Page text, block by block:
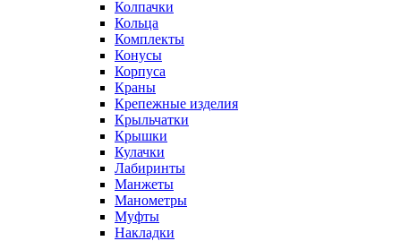
Колпачки
Кольца
Комплекты
Конусы
Корпуса
Краны
Крепежные изделия
Крыльчатки
Крышки
Кулачки
Лабиринты
Манжеты
Манометры
Муфты
Накладки